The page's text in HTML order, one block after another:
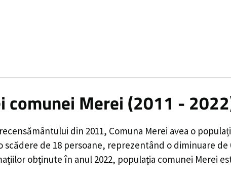
comunei Merei (2011 -
din 2011, Comuna Merei avea o
scădere de 18 persoane, reprezentând o diminuare de
obținute în anul 2022, populația comunei Merei